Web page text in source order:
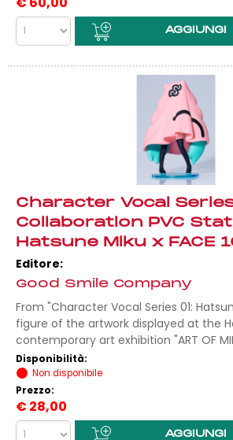
Character Vocal
Collaboration PVC
Hatsune Miku x FACE
Editore:
Good Smile Company
From "Character Vocal Series 01:
figure of the artwork displayed at the
contemporary art exhibition "ART OF
Disponibilità:
Non disponibile
Prezzo:
€ 28,00